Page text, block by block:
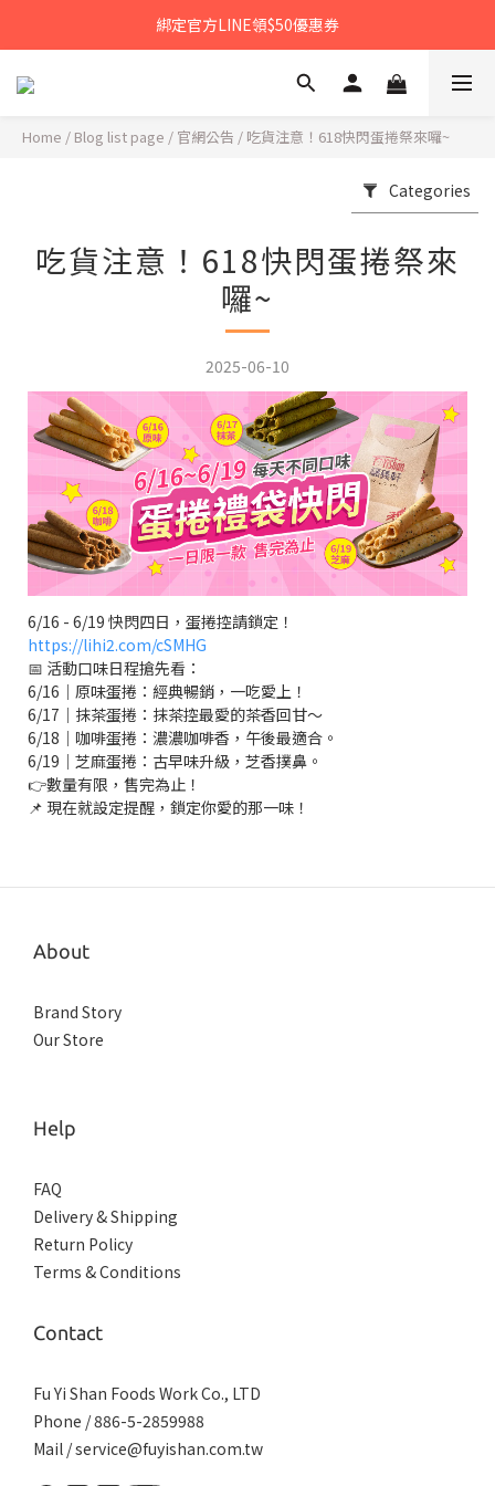
𝙉𝙀𝙒中秋禮盒早鳥預購享優惠!!
綁定官方LINE領$50優惠券
𝙉𝙀𝙒新朋友來報到～大寶礁蒜香新登場
Home / Blog list page / 官網公告 / 吃貨注意！618快閃蛋捲祭來囉~
Categories
吃貨注意！618快閃蛋捲祭來
囉~
2025-06-10
6/16 - 6/19 快閃四日，蛋捲控請鎖定！
https://lihi2.com/cSMHG
📅 活動口味日程搶先看：
6/16｜原味蛋捲：經典暢銷，一吃愛上！
6/17｜抹茶蛋捲：抹茶控最愛的茶香回甘～
6/18｜咖啡蛋捲：濃濃咖啡香，午後最適合。
6/19｜芝麻蛋捲：古早味升級，芝香撲鼻。
👉數量有限，售完為止！
📌 現在就設定提醒，鎖定你愛的那一味！
About
Brand Story
Our Store
Help
FAQ
Delivery & Shipping
Return Policy
Terms & Conditions
Contact
Fu Yi Shan Foods Work Co., LTD
Phone / 886-5-2859988
Mail / service@fuyishan.com.tw